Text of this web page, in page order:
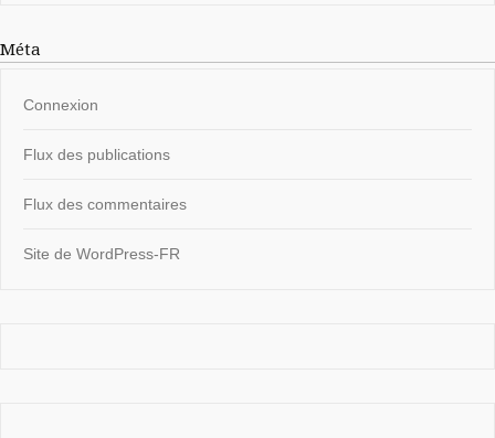
Méta
Connexion
Flux des publications
Flux des commentaires
Site de WordPress-FR